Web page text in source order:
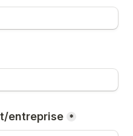
entreprise *